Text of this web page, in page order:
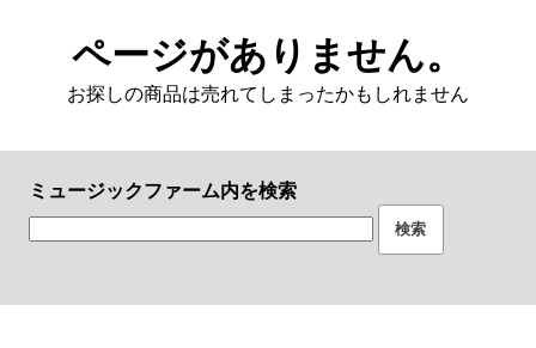
ページがありません。
お探しの商品は売れてしまったかもしれません
ミュージックファーム内を検索